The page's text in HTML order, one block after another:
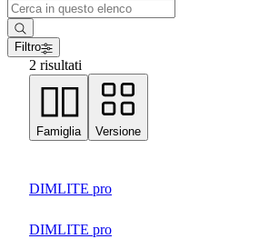
Filtro
2 risultati
Famiglia Versione
DIMLITE pro
DIMLITE pro